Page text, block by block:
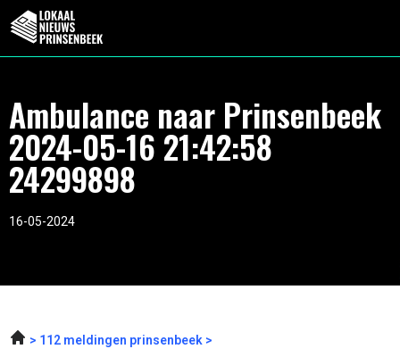
Ambulance naar Prinsenbeek
2024-05-16 21:42:58
24299898
16-05-2024
112 meldingen prinsenbeek